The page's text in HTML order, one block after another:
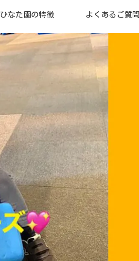
ひなた園の特徴 よくあるご質問